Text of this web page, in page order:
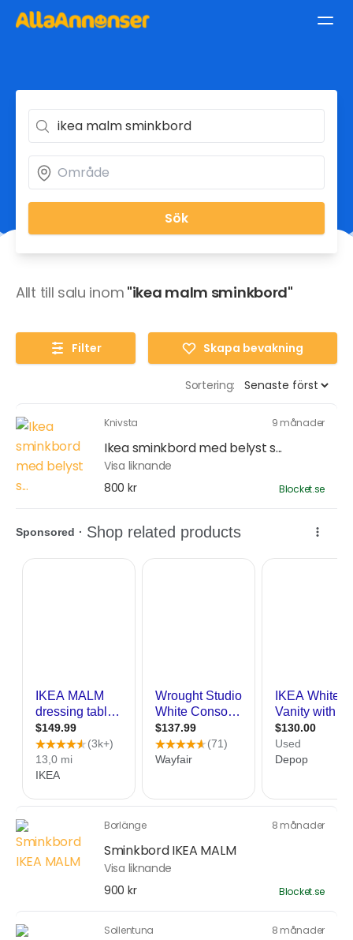
Sök
Allt till salu inom "ikea malm sminkbord"
Filter Skapa bevakning
Sortering:
Knivsta 9 månader
Ikea sminkbord med belyst s...
Visa liknande
800 kr
Blocket.se
Borlänge 8 månader
Sminkbord IKEA MALM
Visa liknande
900 kr
Blocket.se
Sollentuna 8 månader